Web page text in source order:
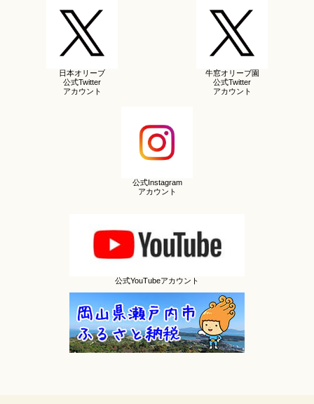
日本オリーブ
公式Twitter
アカウント
牛窓オリーブ園
公式Twitter
アカウント
公式Instagram
アカウント
公式YouTubeアカウント